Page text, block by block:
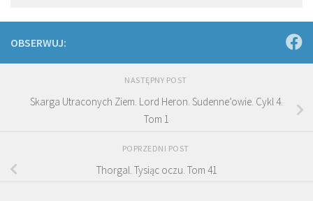
OBSERWUJ:
NASTĘPNY POST
Skarga Utraconych Ziem. Lord Heron. Sudenne’owie. Cykl 4.
Tom 1
POPRZEDNI POST
Thorgal. Tysiąc oczu. Tom 41